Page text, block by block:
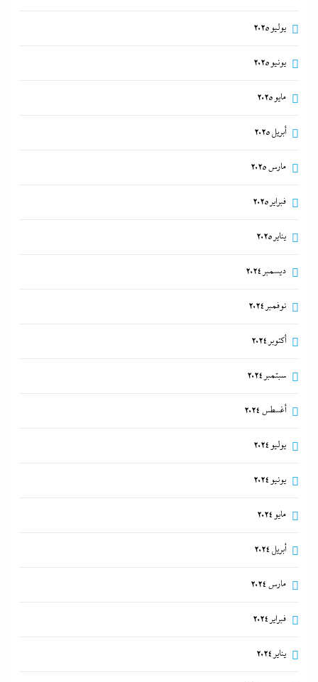
يوليو 2025
يونيو 2025
مايو 2025
أبريل 2025
مارس 2025
فبراير 2025
يناير 2025
ديسمبر 2024
نوفمبر 2024
أكتوبر 2024
سبتمبر 2024
أغسطس 2024
يوليو 2024
يونيو 2024
مايو 2024
أبريل 2024
مارس 2024
فبراير 2024
يناير 2024